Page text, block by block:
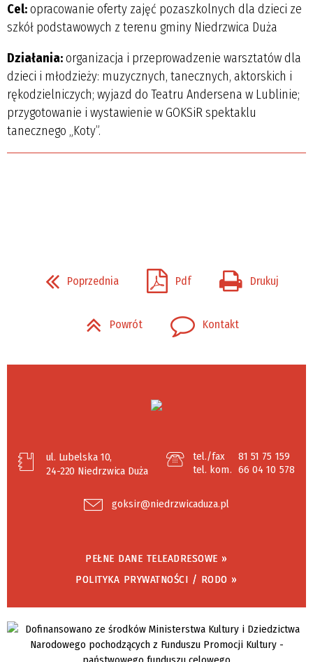
Cel:opracowanie oferty zajęć pozaszkolnych dla dzieci ze
szkół podstawowych z terenu gminy Niedrzwica Duża
Działania:organizacja i przeprowadzenie warsztatów dla
dzieci i młodzieży: muzycznych, tanecznych, aktorskich i
rękodzielniczych; wyjazd do Teatru Andersena w Lublinie;
przygotowanie i wystawienie w GOKSiR spektaklu
tanecznego „Koty”.
Poprzednia Pdf Drukuj
Powrót Kontakt
ul. Lubelska 10,
24-220 Niedrzwica Duża
tel./fax
81 51 75 159
tel. kom. 66 04 10 578
goksir@niedrzwicaduza.pl
PEŁNE DANE TELEADRESOWE »
POLITYKA PRYWATNOŚCI / RODO »